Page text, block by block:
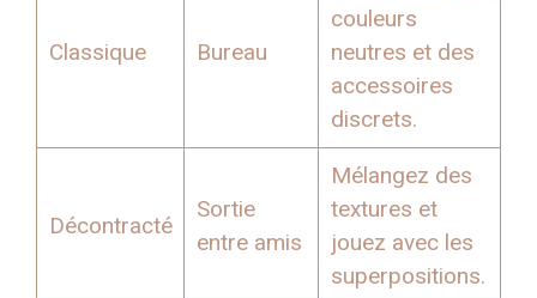
Classique Bureau
couleurs
neutres et des
accessoires
discrets.
Décontracté
Sortie
entre amis
Mélangez des
textures et
jouez avec les
superpositions.